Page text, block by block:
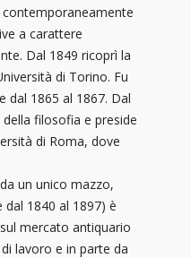
a carattere
Dal 1849 ricoprì la
di Torino. Fu
dal 1865 al 1867. Dal
filosofia e preside
di Roma, dove
un unico mazzo,
1840 al 1897) è
mercato antiquario
lavoro e in parte da